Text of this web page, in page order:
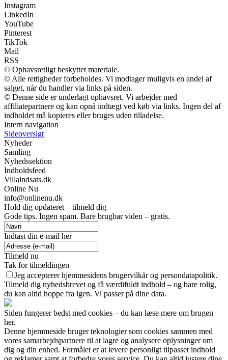
Instagram
LinkedIn
YouTube
Pinterest
TikTok
Mail
RSS
© Ophavsretligt beskyttet materiale.
© Alle rettigheder forbeholdes. Vi modtager muligvis en andel af
salget, når du handler via links på siden.
© Denne side er underlagt ophavsret. Vi arbejder med
affiliatepartnere og kan opnå indtægt ved køb via links. Ingen del af
indholdet må kopieres eller bruges uden tilladelse.
Intern navigation
Sideoversigt
Nyheder
Samling
Nyhedssektion
Indholdsfeed
Villaindsats.dk
Online Nu
info@onlinenu.dk
Hold dig opdateret – tilmeld dig
Gode tips. Ingen spam. Bare brugbar viden – gratis.
Indtast din e-mail her
Tilmeld nu
Tak for tilmeldingen
Jeg accepterer hjemmesidens brugervilkår og persondatapolitik.
Tilmeld dig nyhedsbrevet og få værdifuldt indhold – og bare rolig,
du kan altid hoppe fra igen. Vi passer på dine data.
Siden fungerer bedst med cookies – du kan læse mere om brugen
her.
Denne hjemmeside bruger teknologier som cookies sammen med
vores samarbejdspartnere til at lagre og analysere oplysninger om
dig og din enhed. Formålet er at levere personligt tilpasset indhold